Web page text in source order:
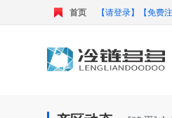
首页 【请登录】 【免费